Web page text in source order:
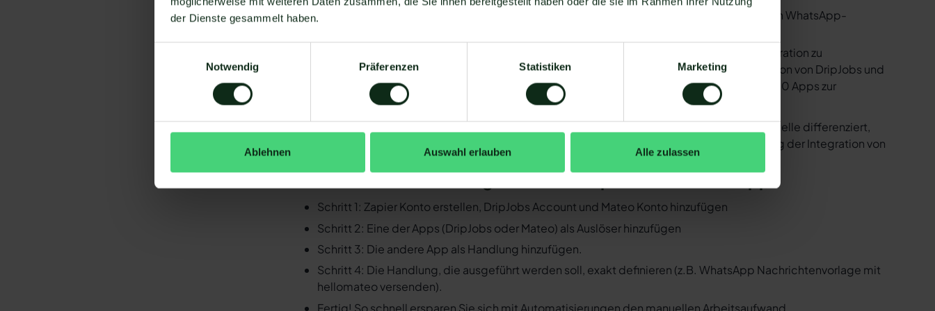
der Dienste gesammelt haben.
Notwendig
Präferenzen Statistiken Marketing
Ablehnen Auswahl erlauben Alle zulassen
Sie müssen WhatsApp über die WhatsApp-Business-API nutzen. Mit dem herkömmlichen WhatsApp-
Ihr WhatsApp Business API Anbieter muss die nötige Software bereitstellen, um die Integration zu
ermöglichen. Längst nicht alle Anbieter der WhatsApp API sind in der Lage, eine Integration von DripJobs und
WhatsApp zu ermöglichen. Mit Mateo stehen Ihnen dank der Zapier Integration über 6.000 Apps zur
Verfügung, die Sie mit WhatsApp verbinden können. Darunter ist natürlich auch DripJobs !
Da der Einrichtungsprozess der Integration je nach dem Anbieter der WhatsApp API Schnittstelle differenziert,
gibt es keine allgemein gültige Anleitung. Wir zeigen Ihnen im Folgenden, wie die Einrichtung der Integration von
DripJobs und WhatsApp mit Mateo funktioniert.
So funktioniert die Integration von DripJobs und WhatsApp
Schritt 1: Zapier Konto erstellen, DripJobs Account und Mateo Konto hinzufügen
Schritt 2: Eine der Apps (DripJobs oder Mateo) als Auslöser hinzufügen
Schritt 3: Die andere App als Handlung hinzufügen.
Schritt 4: Die Handlung, die ausgeführt werden soll, exakt definieren (z.B. WhatsApp Nachrichtenvorlage mit
hellomateo versenden).
Fertig! So schnell ersparen Sie sich mit Automatisierungen den manuellen Arbeitsaufwand.